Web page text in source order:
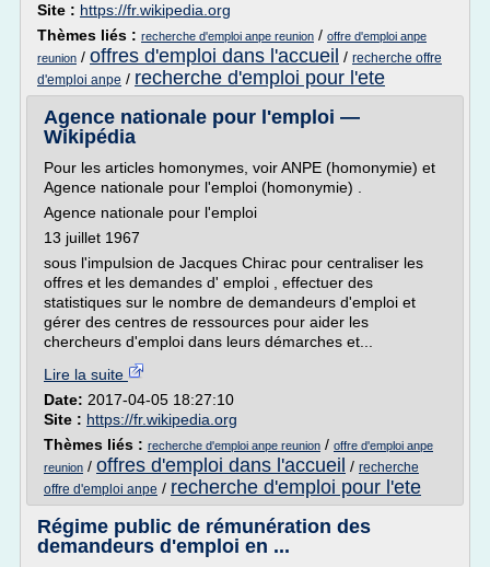
Site : https://fr.wikipedia.org
Thèmes liés : recherche d'emploi anpe reunion / offre d'emploi anpe
reunion / offres d'emploi dans l'accueil / recherche offre
d'emploi anpe / recherche d'emploi pour l'ete
Agence nationale pour l'emploi —
Wikipédia
Pour les articles homonymes, voir ANPE (homonymie) et
Agence nationale pour l'emploi (homonymie) .
Agence nationale pour l'emploi
13 juillet 1967
sous l'impulsion de Jacques Chirac pour centraliser les
offres et les demandes d' emploi , effectuer des
statistiques sur le nombre de demandeurs d'emploi et
gérer des centres de ressources pour aider les
chercheurs d'emploi dans leurs démarches et...
Lire la suite
Date: 2017-04-05 18:27:10
Site : https://fr.wikipedia.org
Thèmes liés : recherche d'emploi anpe reunion / offre d'emploi anpe
reunion / offres d'emploi dans l'accueil / recherche
offre d'emploi anpe / recherche d'emploi pour l'ete
Régime public de rémunération des
demandeurs d'emploi en ...